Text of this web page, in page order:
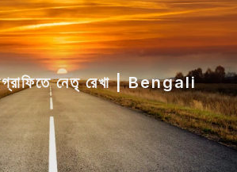
নেতৃ রেখা | Bengali